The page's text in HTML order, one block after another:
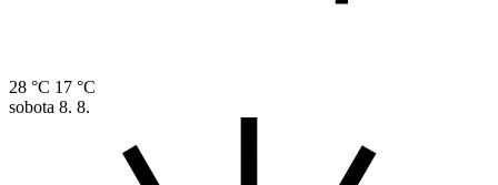
28 °C 17 °C
sobota 8. 8.